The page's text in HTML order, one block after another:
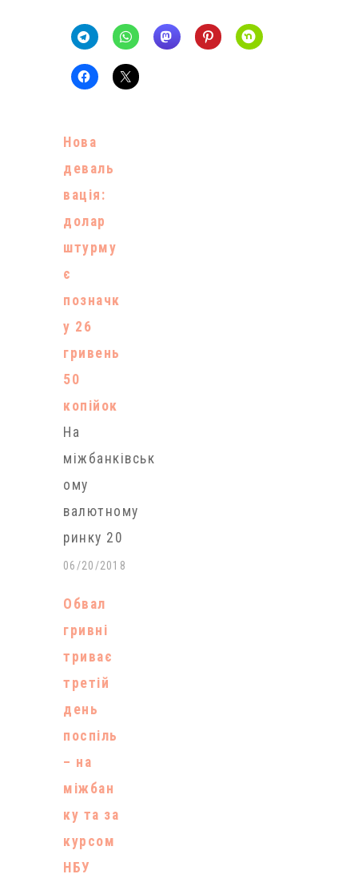
Нова
деваль
вація:
долар
штурму
є
позначк
у 26
гривень
50
копійок
На
міжбанківськ
ому
валютному
ринку 20
червня
котирувань
американськ
ого долара.
«Мінфін»,
який
06/20/2018
Обвал
гривні
триває
третій
день
поспіль
– на
міжбан
ку та за
курсом
НБУ